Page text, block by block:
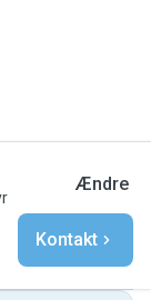
Ændre
Kontakt